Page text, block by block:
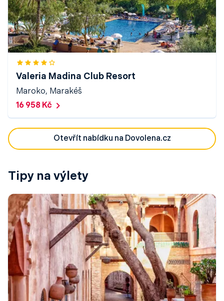
Valeria Madina Club Resort
Maroko, Marakéš
16 958 Kč
Otevřít nabídku na Dovolena.cz
Tipy na výlety